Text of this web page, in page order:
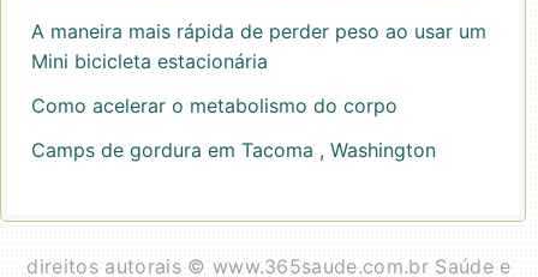
A maneira mais rápida de perder peso ao usar um
Mini bicicleta estacionária
Como acelerar o metabolismo do corpo
Camps de gordura em Tacoma , Washington
direitos autorais © www.365saude.com.br Saúde e